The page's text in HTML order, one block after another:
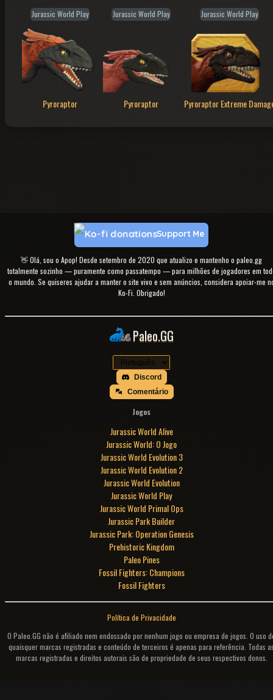
Jurassic World Play
Pyroraptor
Jurassic World Play
Pyroraptor
Jurassic World Play
Pyroraptor Extreme
👋 Olá, sou o Apop! Desde setembro de 2020 que atualizo e mantenho o paleo.gg
totalmente sozinho — puramente como passatempo — para milhões de jogadores em
o mundo. Se quiseres ajudar a manter o site vivo e sem anúncios, considera apoiar-me
Ko-Fi. Obrigado!
Support Me
Paleo.GG
Discord
Comentário
Jogos
Jurassic World Alive
Jurassic World: O Jogo
Jurassic World Evolution 3
Jurassic World Evolution 2
Jurassic World Evolution
Jurassic World Play
Jurassic World Primal Ops
Jurassic Park Builder
Jurassic Park: Operation Genesis
Prehistoric Kingdom
Paleo Pines
Fossil Fighters: Champions
Fossil Fighters
O Paleo.GG não é afiliado nem endossado por nenhum jogo ou empresa de jogos. O uso
quaisquer marcas registradas e conteúdo de terceiros é apenas para referência. Todas
marcas registradas e direitos autorais são de propriedade de seus respectivos donos.
Política de Privacidade